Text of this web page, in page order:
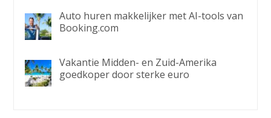
Auto huren makkelijker met AI-tools van
Booking.com
Vakantie Midden- en Zuid-Amerika
goedkoper door sterke euro